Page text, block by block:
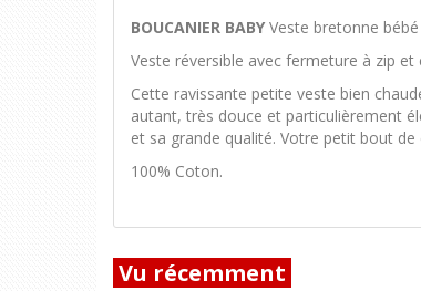
BOUCANIER BABY Veste bretonne
Veste réversible avec fermeture à zip
Cette ravissante petite veste bien
autant, très douce et particulièrement
et sa grande qualité. Votre petit bout
100% Coton.
Vu récemment